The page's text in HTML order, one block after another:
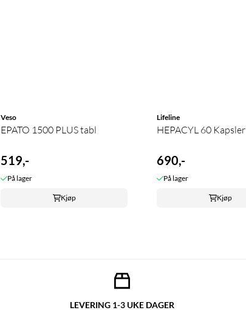
Veso
EPATO 1500 PLUS tabl
519,-
På lager
Kjøp
Lifeline
HEPACYL 60 Kapsler
690,-
På lager
Kjøp
LEVERING 1-3 UKE DAGER